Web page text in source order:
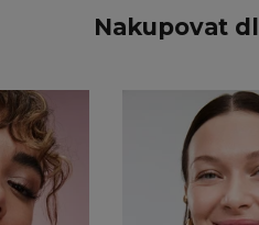
Nakupovat